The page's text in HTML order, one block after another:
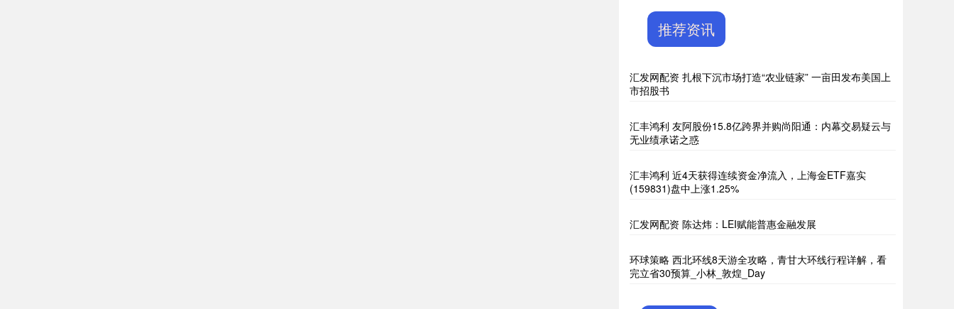
推荐资讯
汇发网配资 扎根下沉市场打造“农业链家” 一亩田发布美国上
市招股书
汇丰鸿利 友阿股份15.8亿跨界并购尚阳通：内幕交易疑云与
无业绩承诺之惑
汇丰鸿利 近4天获得连续资金净流入，上海金ETF嘉实
(159831)盘中上涨1.25%
汇发网配资 陈达炜：LEI赋能普惠金融发展
环球策略 西北环线8天游全攻略，青甘大环线行程详解，看
完立省30预算_小林_敦煌_Day